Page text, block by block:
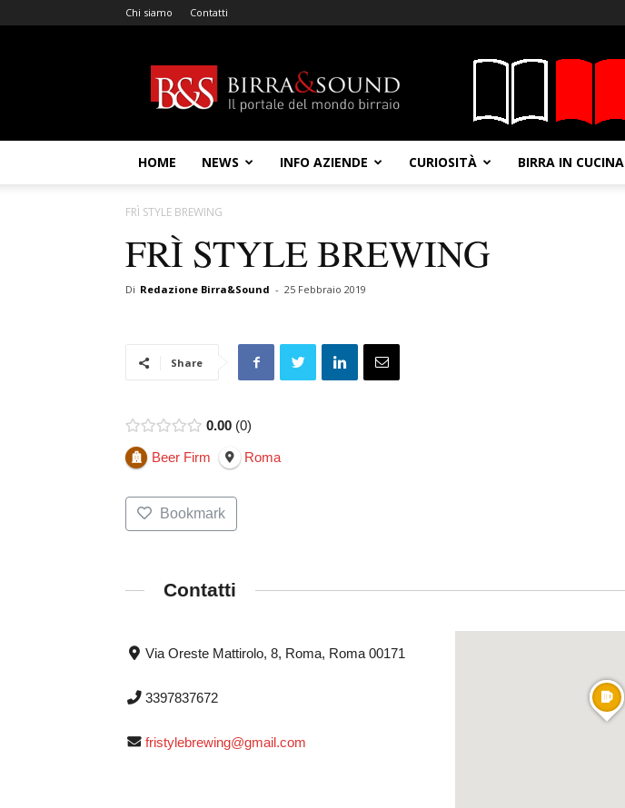
Chi siamo Contatti
&
Sound
HOME NEWS INFO AZIENDE CURIOSITÀ BIRRA IN CUCINA
FRÌ STYLE BREWING
FRÌ STYLE BREWING
Di Redazione Birra&Sound - 25 Febbraio 2019
Share
0.00 0
Beer Firm Roma
Bookmark
Contatti
Via Oreste Mattirolo, 8, Roma, Roma 00171
3397837672
fristylebrewing@gmail.com